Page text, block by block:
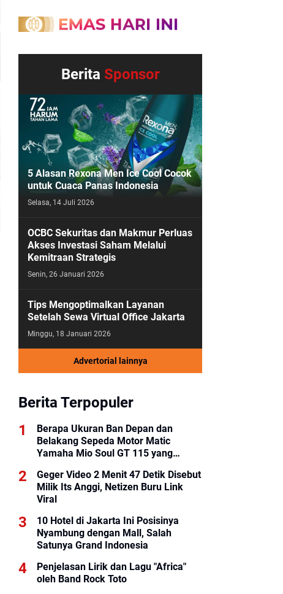
Berita Sponsor
5 Alasan Rexona Men Ice Cool Cocok
untuk Cuaca Panas Indonesia
Selasa, 14 Juli 2026
OCBC Sekuritas dan Makmur Perluas
Akses Investasi Saham Melalui
Kemitraan Strategis
Senin, 26 Januari 2026
Tips Mengoptimalkan Layanan
Setelah Sewa Virtual Office Jakarta
Minggu, 18 Januari 2026
Advertorial lainnya
Berita Terpopuler
Berapa Ukuran Ban Depan dan
Belakang Sepeda Motor Matic
Yamaha Mio Soul GT 115 yang
Geger Video 2 Menit 47 Detik Disebut
Milik Its Anggi, Netizen Buru Link
Viral
10 Hotel di Jakarta Ini Posisinya
Nyambung dengan Mall, Salah
Satunya Grand Indonesia
Penjelasan Lirik dan Lagu "Africa"
oleh Band Rock Toto